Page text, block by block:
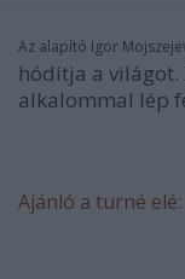
Az alapító Igor
hódítja a világot.
alkalommal lép
Ajánló a turné elé: